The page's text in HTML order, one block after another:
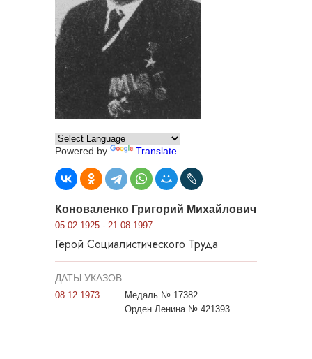
Powered by Translate
Коноваленко Григорий Михайлович
05.02.1925 - 21.08.1997
Герой Социалистического Труда
ДАТЫ УКАЗОВ
08.12.1973
Медаль № 17382
Орден Ленина № 421393